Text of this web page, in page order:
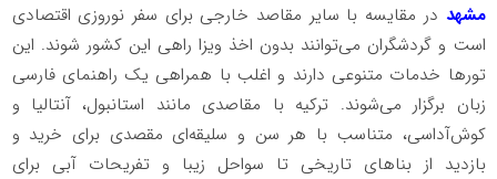
مشهد در مقایسه با سایر مقاصد خارجی برای سفر نوروزی اقتصادی
است و گردشگران می‌توانند بدون اخذ ویزا راهی این کشور شوند. این
تورها خدمات متنوعی دارند و اغلب با همراهی یک راهنمای فارسی
زبان برگزار می‌شوند. ترکیه با مقاصدی مانند استانبول، آنتالیا و
کوش‌آداسی، متناسب با هر سن و سلیقه‌ای مقصدی برای خرید و
بازدید از بناهای تاریخی تا سواحل زیبا و تفریحات آبی برای